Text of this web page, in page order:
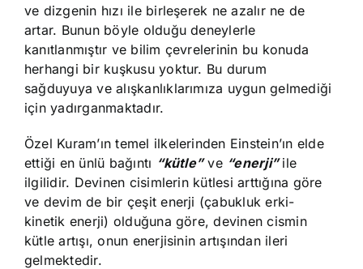
ve dizgenin hızı ile birleşerek ne azalır ne de
artar. Bunun böyle olduğu deneylerle
kanıtlanmıştır ve bilim çevrelerinin bu konuda
herhangi bir kuşkusu yoktur. Bu durum
sağduyuya ve alışkanlıklarımıza uygun gelmediği
için yadırganmaktadır.
Özel Kuram’ın temel ilkelerinden Einstein’ın elde
ettiği en ünlü bağıntı “kütle”ve “enerji”ile
ilgilidir. Devinen cisimlerin kütlesi arttığına göre
ve devim de bir çeşit enerji (çabukluk erki-
kinetik enerji) olduğuna göre, devinen cismin
kütle artışı, onun enerjisinin artışından ileri
gelmektedir.